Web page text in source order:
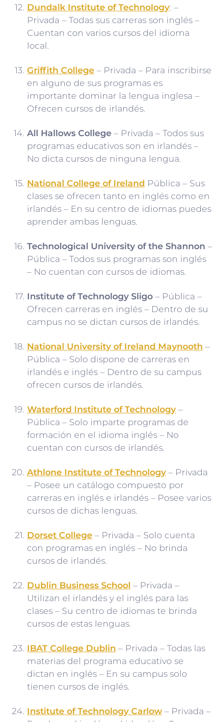
Dundalk Institute of Technology: –
Privada – Todas sus carreras son inglés –
Cuentan con varios cursos del idioma
local.
Griffith College – Privada – Para inscribirse
en alguno de sus programas es
importante dominar la lengua inglesa –
Ofrecen cursos de irlandés.
All Hallows College – Privada – Todos sus
programas educativos son en irlandés –
No dicta cursos de ninguna lengua.
National College of Ireland Pública – Sus
clases se ofrecen tanto en inglés como en
irlandés – En su centro de idiomas puedes
aprender ambas lenguas.
Technological University of the Shannon –
Pública – Todos sus programas son inglés
– No cuentan con cursos de idiomas.
Institute of Technology Sligo – Pública –
Ofrecen carreras en inglés – Dentro de su
campus no se dictan cursos de irlandés.
National University of Ireland Maynooth –
Pública – Solo dispone de carreras en
irlandés e inglés – Dentro de su campus
ofrecen cursos de irlandés.
Waterford Institute of Technology –
Pública – Solo imparte programas de
formación en el idioma inglés – No
cuentan con cursos de irlandés.
Athlone Institute of Technology – Privada
– Posee un catálogo compuesto por
carreras en inglés e irlandés – Posee varios
cursos de dichas lenguas.
Dorset College – Privada – Solo cuenta
con programas en inglés – No brinda
cursos de irlandés.
Dublin Business School – Privada –
Utilizan el irlandés y el inglés para las
clases – Su centro de idiomas te brinda
cursos de estas lenguas.
IBAT College Dublin – Privada – Todas las
materias del programa educativo se
dictan en inglés – En su campus solo
tienen cursos de inglés.
Institute of Technology Carlow – Privada –